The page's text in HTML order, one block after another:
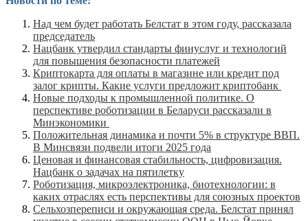
Над чем будет работать Белстат в этом году, рассказала
председатель
Нацбанк утвердил стандарты финуслуг и технологий
для повышения безопасности платежей
Криптокарта для оплаты в магазине или кредит под
залог крипты. Какие услуги предложит криптобанк
Новые подходы к промышленной политике. О
перспективе роботизации в Беларуси рассказали в
Минэкономики
Положительная динамика и почти 5% в структуре ВВП.
В Минсвязи подвели итоги 2025 года
Ценовая и финансовая стабильность, цифровизация.
Нацбанк о задачах на пятилетку
Роботизация, микроэлектроника, биотехнологии: в
каких отраслях есть перспективы для союзных проектов
Сельхозпереписи и окружающая среда. Белстат принял